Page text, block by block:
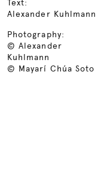
Text:
Alexander Kuhlmann
Photography:
© Alexander
Kuhlmann
© Mayarí Chúa Soto